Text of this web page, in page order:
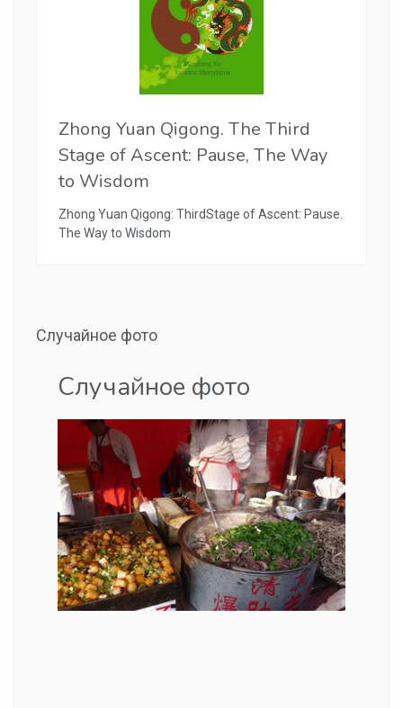
Zhong Yuan Qigong. The Third
Stage of Ascent: Pause, The Way
to Wisdom
Zhong Yuan Qigong: ThirdStage of Ascent: Pause.
The Way to Wisdom
Случайное фото
Случайное фото